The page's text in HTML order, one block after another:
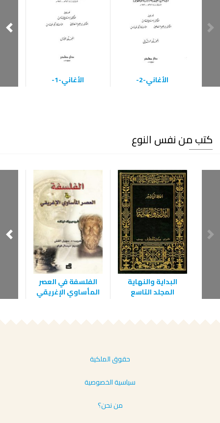
الأغاني-2- الأغاني-1-
كتب من نفس النوع
البداية والنهاية
المجلد التاسع
الفلسفة في العصر
المأساوي الإغريقي
حقوق الملكية
سياسية الخصوصية
من نحن؟